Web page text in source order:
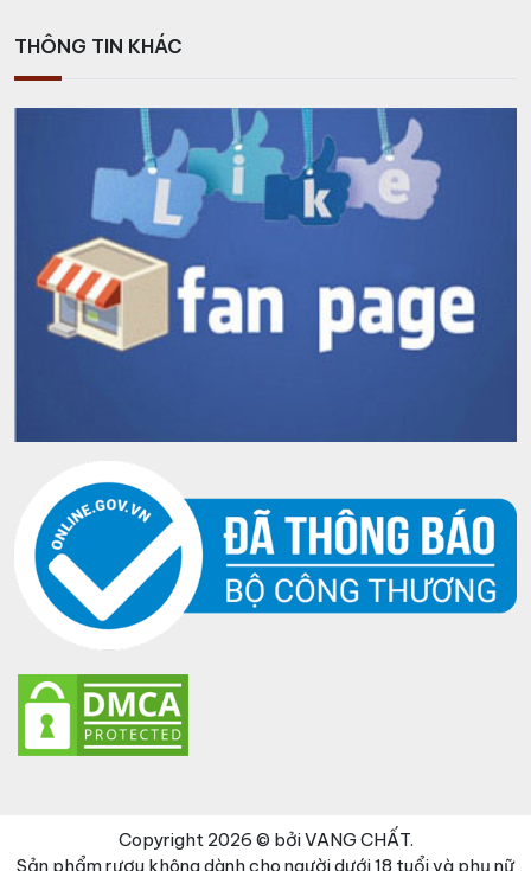
THÔNG TIN KHÁC
Copyright 2026 © bởi VANG CHẤT.
Sản phẩm rượu không dành cho người dưới 18 tuổi và phụ nữ